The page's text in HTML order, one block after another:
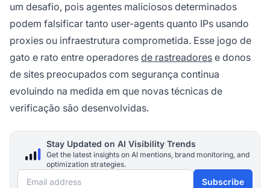
um desafio, pois agentes maliciosos determinados
podem falsificar tanto user-agents quanto IPs usando
proxies ou infraestrutura comprometida. Esse jogo de
gato e rato entre operadores de rastreadores e donos
de sites preocupados com segurança continua
evoluindo na medida em que novas técnicas de
verificação são desenvolvidas.
Stay Updated on AI Visibility Trends
Get the latest insights on AI mentions, brand monitoring, and
optimization strategies.
Email address Subscribe